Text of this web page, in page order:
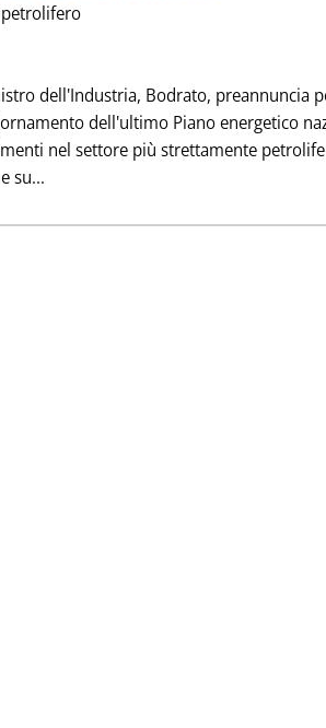
dell'Industria, Bodrato, preannuncia
dell'ultimo Piano energetico
nel settore più strettamente
su...